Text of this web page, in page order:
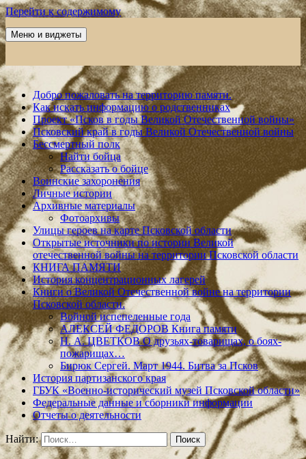
Перейти к содержимому
Победа 60
Меню и виджеты
Добро пожаловать на территорию памяти.
Как искать информацию о родственниках
Проект «Псков в годы Великой Отечественной войны»
Псковский край в годы Великой Отечественной войны
Бессмертный полк
Найти бойца
Рассказать о бойце
Воинские захоронения
Личные истории
Архивные материалы
Фотоархивы
Улицы героев на карте Псковской области
Открытые источники по истории Великой
отечественной войны на территории Псковской области
КНИГА ПАМЯТИ
История концентрационных лагерей
Книги о Великой Отечественной войне на территории
Псковской области.
Войной испепеленные года
АЛЕКСЕЙ ФЕДОРОВ Книга памяти
Н. А. ЦВЕТКОВ О друзьях-товарищах, о боях-
пожарищах…
Бирюк Сергей. Март 1944. Битва за Псков
История партизанского края
ГБУК «Военно-исторический музей Псковской области»
Федеральные данные и сборники информации
Отчеты о деятельности
Найти: